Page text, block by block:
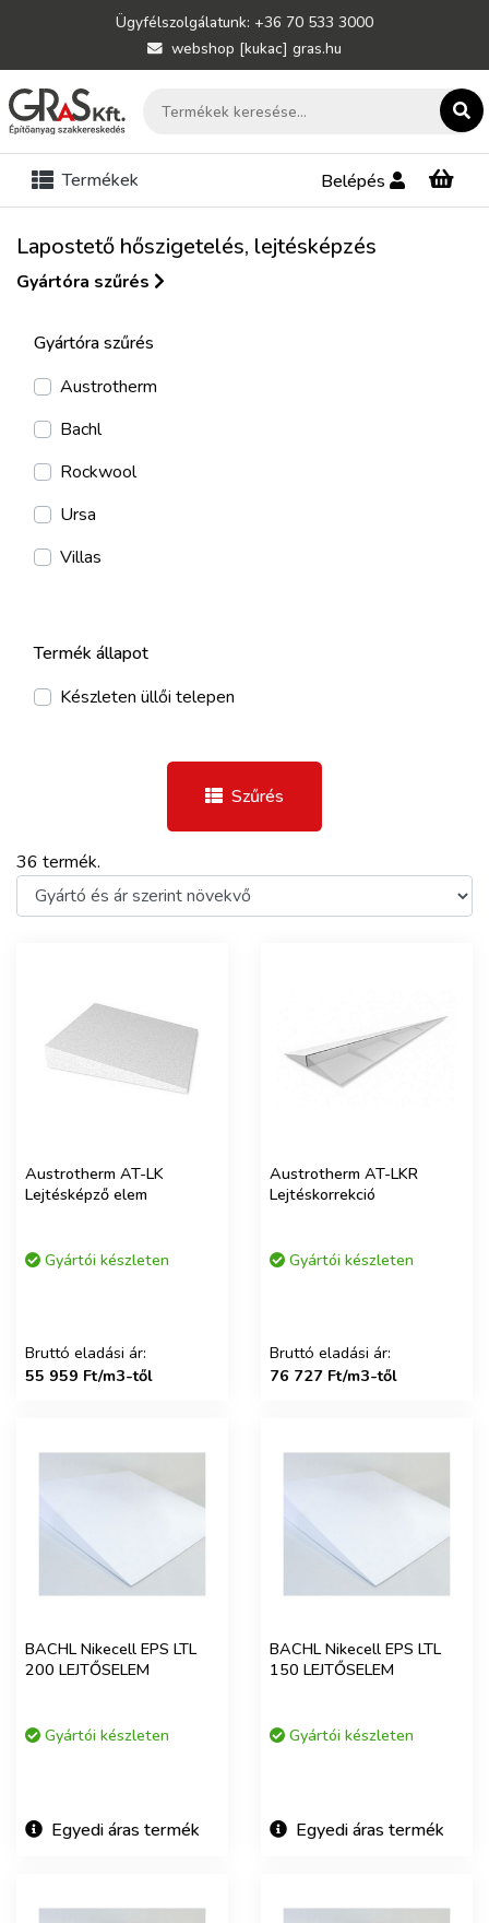
Ügyfélszolgálatunk: +36 70 533 3000
webshop [kukac] gras.hu
Termékek Belépés
Lapostető hőszigetelés, lejtésképzés
Gyártóra szűrés
Gyártóra szűrés
Austrotherm
Bachl
Rockwool
Ursa
Villas
Termék állapot
Készleten üllői telepen
Szűrés
36 termék.
Austrotherm AT-LK
Lejtésképző elem
Gyártói készleten
Bruttó eladási ár:
55 959 Ft/m3-től
Austrotherm AT-LKR
Lejtéskorrekció
Gyártói készleten
Bruttó eladási ár:
76 727 Ft/m3-től
BACHL Nikecell EPS LTL
200 LEJTŐSELEM
Gyártói készleten
Egyedi áras termék
BACHL Nikecell EPS LTL
150 LEJTŐSELEM
Gyártói készleten
Egyedi áras termék